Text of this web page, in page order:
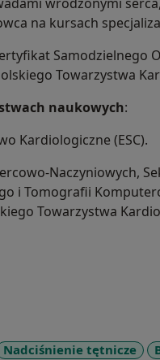
wrodzonymi
na kursach
Samodzielnego
Towarzystwa
naukowych:
Kardiologiczne (ESC).
Naczyniowych,
i Tomografii
Towarzystwa
Nadciśnienie tętnicze